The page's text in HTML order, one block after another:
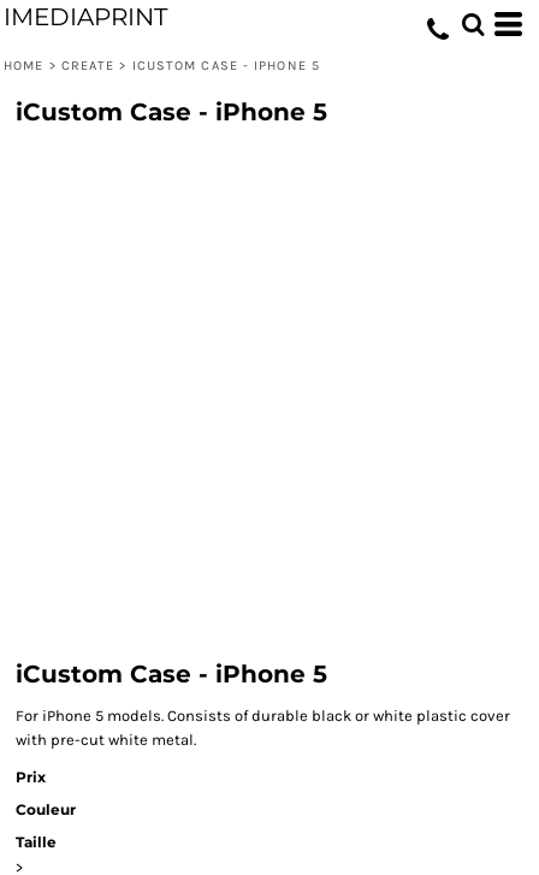
IMEDIAPRINT
HOME > CREATE > ICUSTOM CASE - IPHONE 5
iCustom Case - iPhone 5
iCustom Case - iPhone 5
For iPhone 5 models. Consists of durable black or white plastic cover
with pre-cut white metal.
Prix
Couleur
Taille
>